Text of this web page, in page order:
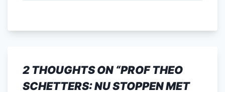
2 THOUGHTS ON “PROF THEO
SCHETTERS: NU STOPPEN MET